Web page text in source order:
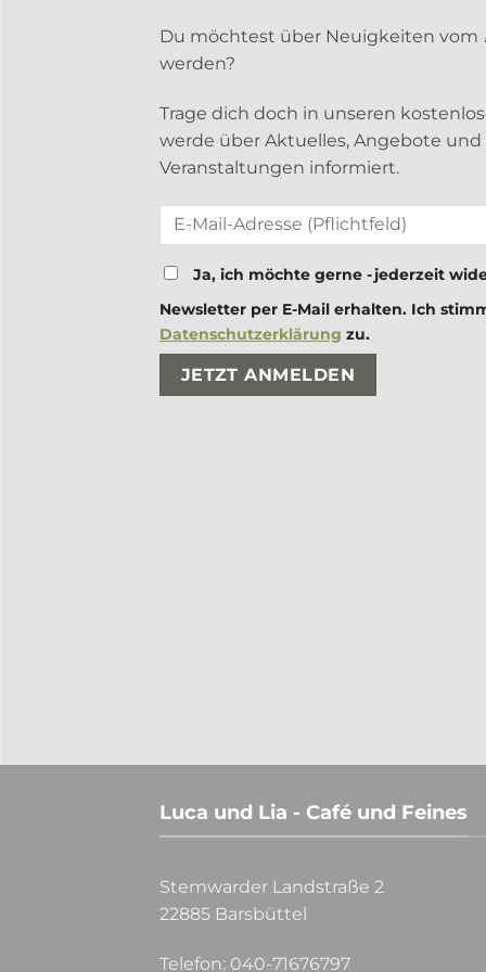
Du möchtest über Neuigkeiten vom
werden?
Trage dich doch in unseren
werde über Aktuelles, Angebote
Veranstaltungen informiert.
Ja, ich möchte gerne - jederzeit
Newsletter per E-Mail erhalten. Ich
Datenschutzerklärung zu.
Bitte lasse dieses Feld leer.
Bitte lasse dieses Feld leer.
Luca und Lia - Café und Feines
Stemwarder Landstraße 2
22885 Barsbüttel
Telefon: 040-71676797